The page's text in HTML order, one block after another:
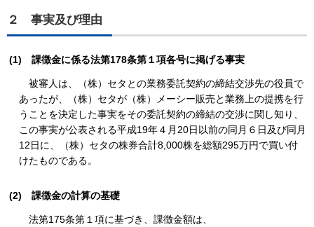
２ 事実及び理由
(1) 課徴金に係る法第178条第１項各号に掲げる事実
被審人は、（株）セタとの業務委託契約の締結交渉先の役員で
あったが、（株）セタが（株）メーシー販売と業務上の提携を行
うことを決定した事実をその委託契約の締結の交渉に関し知り、
この事実が公表される平成19年４月20日以前の同月６日及び同月
12日に、（株）セタの株券合計8,000株を総額295万円で買い付
けたものである。
(2) 課徴金の計算の基礎
法第175条第１項に基づき、課徴金額は、